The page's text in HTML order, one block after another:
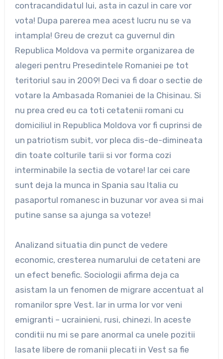
contracandidatul lui, asta in cazul in care vor
vota! Dupa parerea mea acest lucru nu se va
intampla! Greu de crezut ca guvernul din
Republica Moldova va permite organizarea de
alegeri pentru Presedintele Romaniei pe tot
teritoriul sau in 2009! Deci va fi doar o sectie de
votare la Ambasada Romaniei de la Chisinau. Si
nu prea cred eu ca toti cetatenii romani cu
domiciliul in Republica Moldova vor fi cuprinsi de
un patriotism subit, vor pleca dis-de-dimineata
din toate colturile tarii si vor forma cozi
interminabile la sectia de votare! Iar cei care
sunt deja la munca in Spania sau Italia cu
pasaportul romanesc in buzunar vor avea si mai
putine sanse sa ajunga sa voteze!
Analizand situatia din punct de vedere
economic, cresterea numarului de cetateni are
un efect benefic. Sociologii afirma deja ca
asistam la un fenomen de migrare accentuat al
romanilor spre Vest. Iar in urma lor vor veni
emigranti – ucrainieni, rusi, chinezi. In aceste
conditii nu mi se pare anormal ca unele pozitii
lasate libere de romanii plecati in Vest sa fie